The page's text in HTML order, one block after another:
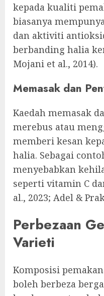
kepada kualiti
biasanya
dan aktiviti
berbanding halia
Mojani et al., 2014).
Memasak dan
Kaedah memasak
merebus atau
memberi kesan
halia. Sebagai
menyebabkan
seperti vitamin C
al., 2023; Adel &
Perbezaan
Varieti
Komposisi
boleh berbeza